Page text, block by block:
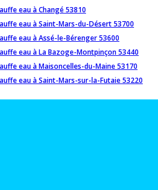
eau à Changé 53810
eau à Saint-Mars-du-Désert 53700
eau à Assé-le-Bérenger 53600
eau à La Bazoge-Montpinçon 53440
eau à Maisoncelles-du-Maine 53170
eau à Saint-Mars-sur-la-Futaie 53220